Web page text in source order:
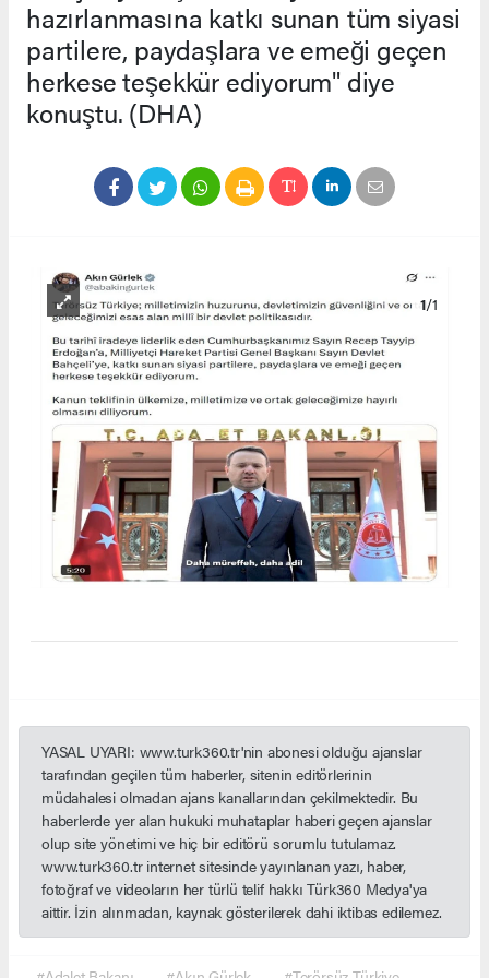
hazırlanmasına katkı sunan tüm siyasi
partilere, paydaşlara ve emeği geçen
herkese teşekkür ediyorum" diye
konuştu. (DHA)
1/1
YASAL UYARI: www.turk360.tr'nin abonesi olduğu ajanslar
tarafından geçilen tüm haberler, sitenin editörlerinin
müdahalesi olmadan ajans kanallarından çekilmektedir. Bu
haberlerde yer alan hukuki muhataplar haberi geçen ajanslar
olup site yönetimi ve hiç bir editörü sorumlu tutulamaz.
www.turk360.tr internet sitesinde yayınlanan yazı, haber,
fotoğraf ve videoların her türlü telif hakkı Türk360 Medya'ya
aittir. İzin alınmadan, kaynak gösterilerek dahi iktibas edilemez.